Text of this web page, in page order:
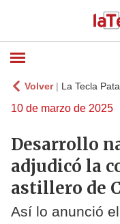
Volver| La Tecla
10 de marzo de 2025
Desarrollo
adjudicó la
astillero de
Así lo anunció